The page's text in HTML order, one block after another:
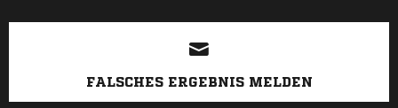
FALSCHES ERGEBNIS MELDEN